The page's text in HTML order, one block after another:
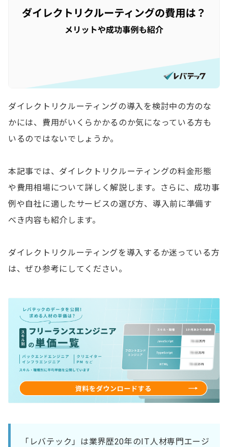
ダイレクトリクルーティングの導入を検討中の方のな
かには、費用がいくらかかるのか気になっている方も
いるのではないでしょうか。
本記事では、ダイレクトリクルーティングの料金形態
や費用相場について詳しく解説します。さらに、成功事
例や自社に適したサービスの選び方、導入前に準備す
べき内容も紹介します。
ダイレクトリクルーティングを導入するか迷っている方
は、ぜひ参考にしてください。
「レバテック」は業界歴20年のIT人材専門エージ